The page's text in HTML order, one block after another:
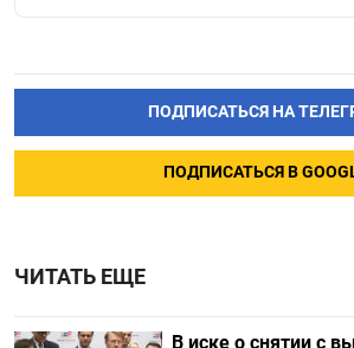
ПОДПИСАТЬСЯ НА
ПОДПИСАТЬСЯ В
ЧИТАТЬ ЕЩЕ
В иске о снятии с